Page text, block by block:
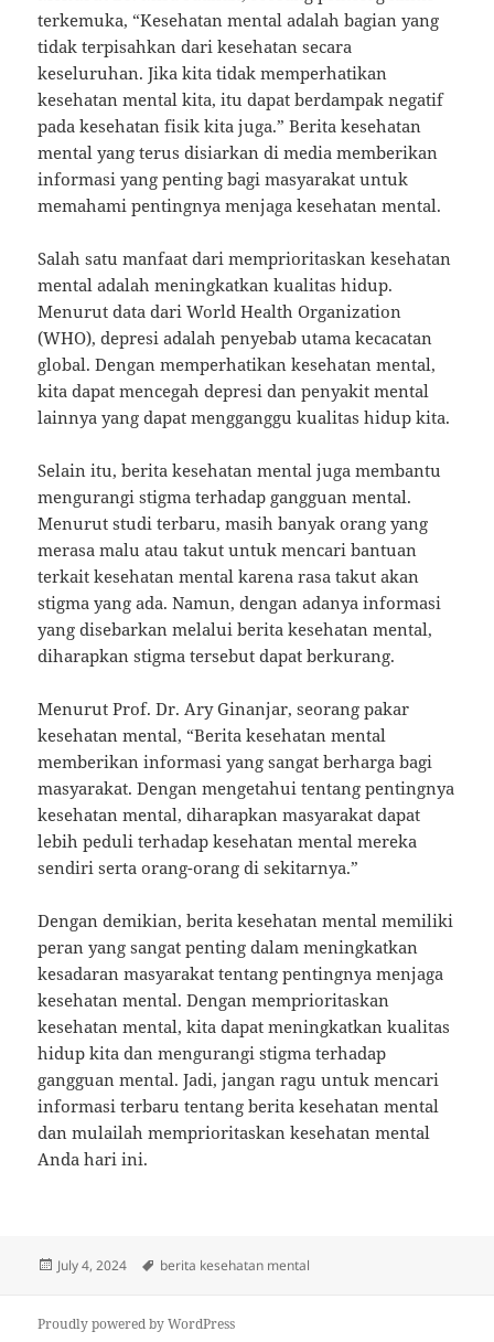
terkemuka, “Kesehatan mental adalah bagian yang
tidak terpisahkan dari kesehatan secara
keseluruhan. Jika kita tidak memperhatikan
kesehatan mental kita, itu dapat berdampak negatif
pada kesehatan fisik kita juga.” Berita kesehatan
mental yang terus disiarkan di media memberikan
informasi yang penting bagi masyarakat untuk
memahami pentingnya menjaga kesehatan mental.
Salah satu manfaat dari memprioritaskan kesehatan
mental adalah meningkatkan kualitas hidup.
Menurut data dari World Health Organization
(WHO), depresi adalah penyebab utama kecacatan
global. Dengan memperhatikan kesehatan mental,
kita dapat mencegah depresi dan penyakit mental
lainnya yang dapat mengganggu kualitas hidup kita.
Selain itu, berita kesehatan mental juga membantu
mengurangi stigma terhadap gangguan mental.
Menurut studi terbaru, masih banyak orang yang
merasa malu atau takut untuk mencari bantuan
terkait kesehatan mental karena rasa takut akan
stigma yang ada. Namun, dengan adanya informasi
yang disebarkan melalui berita kesehatan mental,
diharapkan stigma tersebut dapat berkurang.
Menurut Prof. Dr. Ary Ginanjar, seorang pakar
kesehatan mental, “Berita kesehatan mental
memberikan informasi yang sangat berharga bagi
masyarakat. Dengan mengetahui tentang pentingnya
kesehatan mental, diharapkan masyarakat dapat
lebih peduli terhadap kesehatan mental mereka
sendiri serta orang-orang di sekitarnya.”
Dengan demikian, berita kesehatan mental memiliki
peran yang sangat penting dalam meningkatkan
kesadaran masyarakat tentang pentingnya menjaga
kesehatan mental. Dengan memprioritaskan
kesehatan mental, kita dapat meningkatkan kualitas
hidup kita dan mengurangi stigma terhadap
gangguan mental. Jadi, jangan ragu untuk mencari
informasi terbaru tentang berita kesehatan mental
dan mulailah memprioritaskan kesehatan mental
Anda hari ini.
Posted
July 4, 2024 Tags
berita kesehatan mental
Proudly powered by WordPress